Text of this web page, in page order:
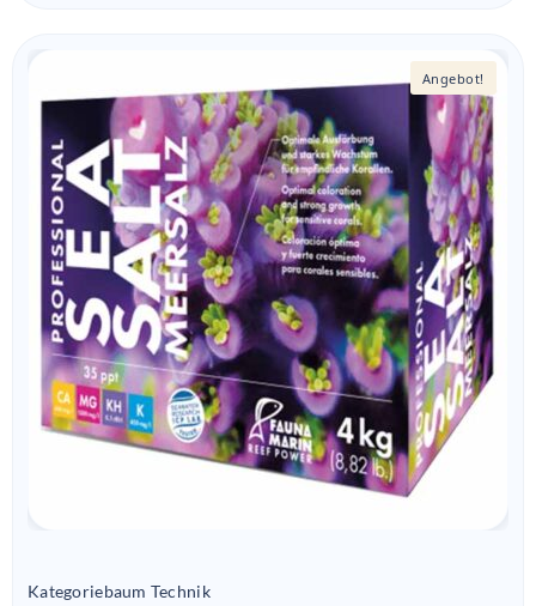
Angebot!
Kategoriebaum Technik